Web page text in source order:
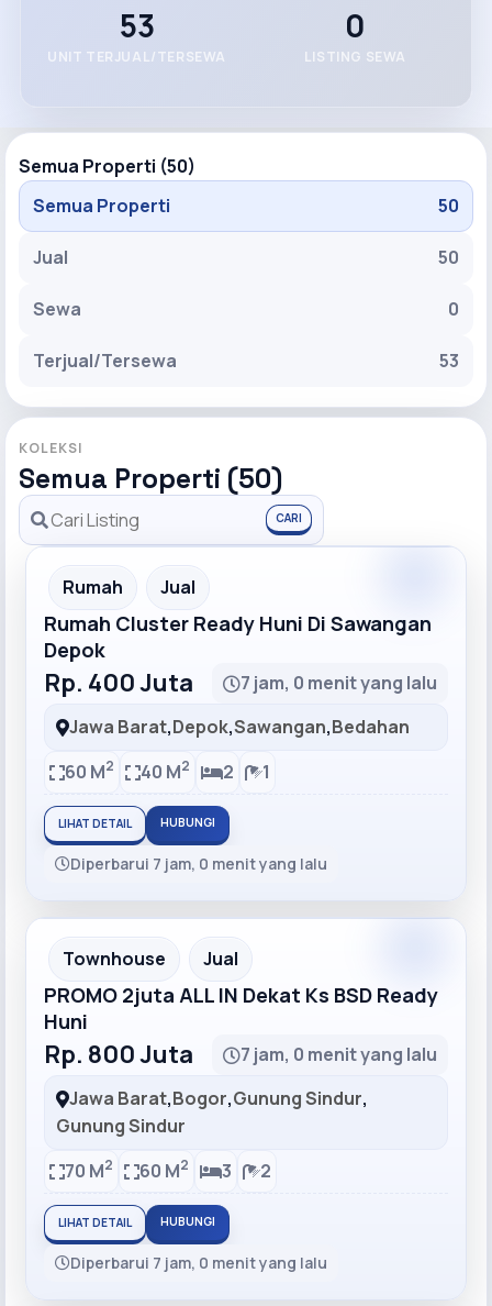
53
UNIT TERJUAL/TERSEWA
0
LISTING SEWA
Semua Properti (50)
Semua Properti
50
Jual 50
Sewa 0
Terjual/Tersewa 53
KOLEKSI
Semua Properti (50)
CARI
Recommended
Rumah Jual
Rumah Cluster Ready Huni Di Sawangan
Depok
Rp. 400 Juta
7 jam, 0 menit yang lalu
Jawa Barat,Depok,Sawangan,Bedahan
60 M2 40 M2 2 1
LIHAT DETAIL HUBUNGI
Diperbarui 7 jam, 0 menit yang lalu
Recommended
Townhouse Jual
PROMO 2juta ALL IN Dekat Ks BSD Ready
Huni
Rp. 800 Juta
7 jam, 0 menit yang lalu
Jawa Barat,Bogor,Gunung Sindur,
Gunung Sindur
70 M2 60 M2 3 2
LIHAT DETAIL HUBUNGI
Diperbarui 7 jam, 0 menit yang lalu